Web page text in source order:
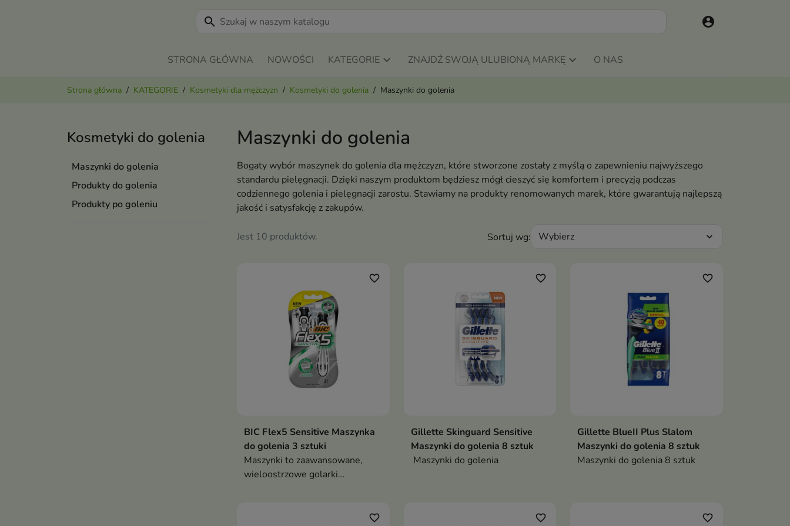
search account_circle
STRONA GŁÓWNA NOWOŚCI KATEGORIE ZNAJDŹ SWOJĄ ULUBIONĄ MARKĘ O NAS
Strona główna KATEGORIE Kosmetyki dla mężczyzn Kosmetyki do golenia Maszynki do golenia
Kosmetyki do golenia
Maszynki do golenia
Produkty do golenia
Produkty po goleniu
Maszynki do golenia
Bogaty wybór maszynek do golenia dla mężczyzn, które stworzone zostały z myślą o zapewnieniu najwyższego
standardu pielęgnacji. Dzięki naszym produktom będziesz mógł cieszyć się komfortem i precyzją podczas
codziennego golenia i pielęgnacji zarostu. Stawiamy na produkty renomowanych marek, które gwarantują najlepszą
jakość i satysfakcję z zakupów.
Jest 10 produktów. Sortuj wg: Wybierz expand_more
favorite_border
BIC Flex5 Sensitive Maszynka
do golenia 3 sztuki
Maszynki to zaawansowane,
wieloostrzowe golarki
favorite_border
Gillette Skinguard Sensitive
Maszynki do golenia 8 sztuk
Maszynki do golenia
favorite_border
Gillette BlueII Plus Slalom
Maszynki do golenia 8 sztuk
Maszynki do golenia 8 sztuk
favorite_border favorite_border favorite_border